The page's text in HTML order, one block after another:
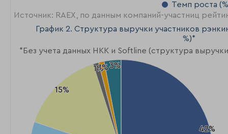
Темп роста
Источник: RAEX, по данным компаний-участниц
График 2. Структура выручки участников
%)*
*Без учета данных НКК и Softline (структура
42%
42%
15%
15%
1%
1%1%
1%3%
3%